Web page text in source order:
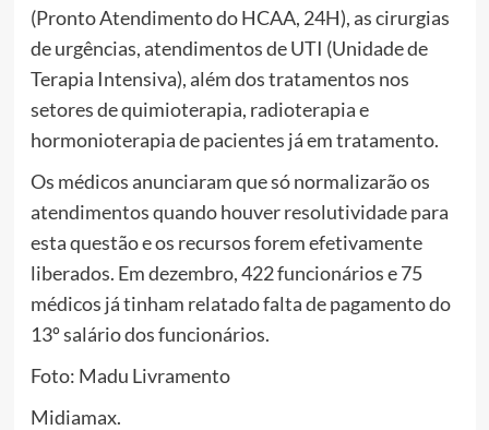
(Pronto Atendimento do HCAA, 24H), as cirurgias
de urgências, atendimentos de UTI (Unidade de
Terapia Intensiva), além dos tratamentos nos
setores de quimioterapia, radioterapia e
hormonioterapia de pacientes já em tratamento.
Os médicos anunciaram que só normalizarão os
atendimentos quando houver resolutividade para
esta questão e os recursos forem efetivamente
liberados. Em dezembro, 422 funcionários e 75
médicos já tinham relatado falta de pagamento do
13º salário dos funcionários.
Foto: Madu Livramento
Midiamax.